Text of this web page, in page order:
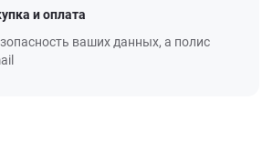
и оплата
ваших данных, а полис